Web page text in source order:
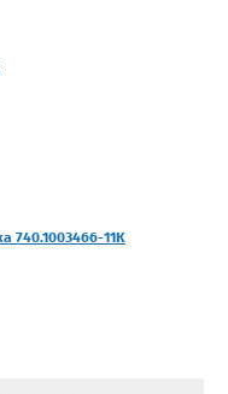
740.1003466-11К